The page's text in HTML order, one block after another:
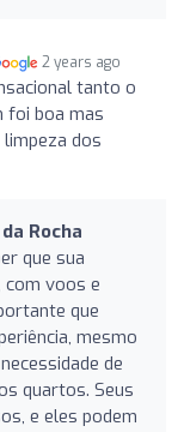
2 years ago
tanto o
foi boa mas
dos
Rocha
que sua
com voos e
que
mesmo
de
quartos. Seus
e eles podem